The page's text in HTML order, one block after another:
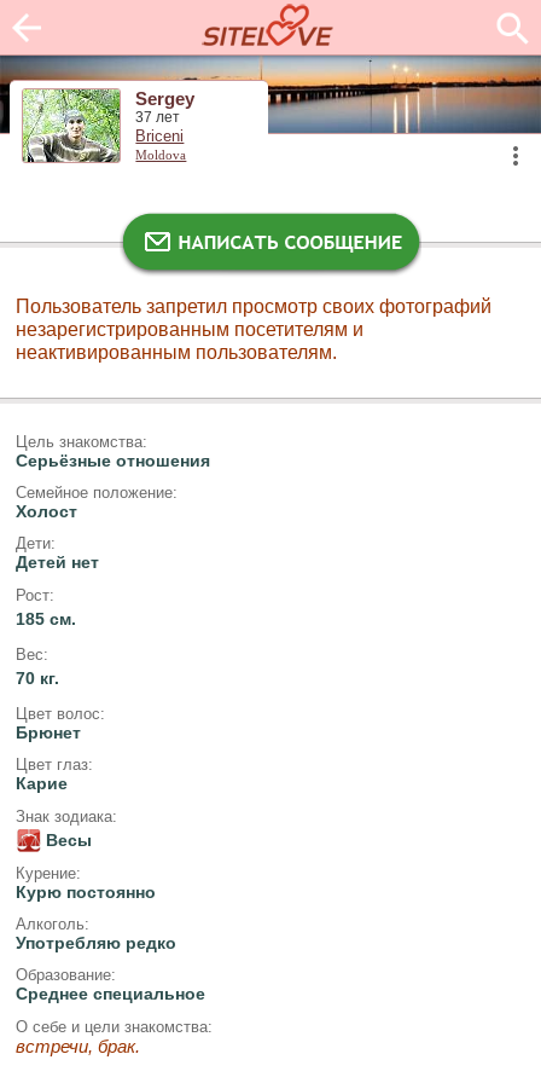
Sergey
37 лет
Briceni
Moldova
Пользователь запретил просмотр своих фотографий
незарегистрированным посетителям и
неактивированным пользователям.
Цель знакомства:
Серьёзные отношения
Семейное положение:
Холост
Дети:
Детей нет
Рост:
185 см.
Вес:
70 кг.
Цвет волос:
Брюнет
Цвет глаз:
Карие
Знак зодиака:
Весы
Курение:
Курю постоянно
Алкоголь:
Употребляю редко
Образование:
Среднее специальное
О себе и цели знакомства:
встречи, брак.